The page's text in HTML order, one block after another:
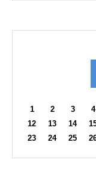
1 2 3 4
12
13 14
23
24 25